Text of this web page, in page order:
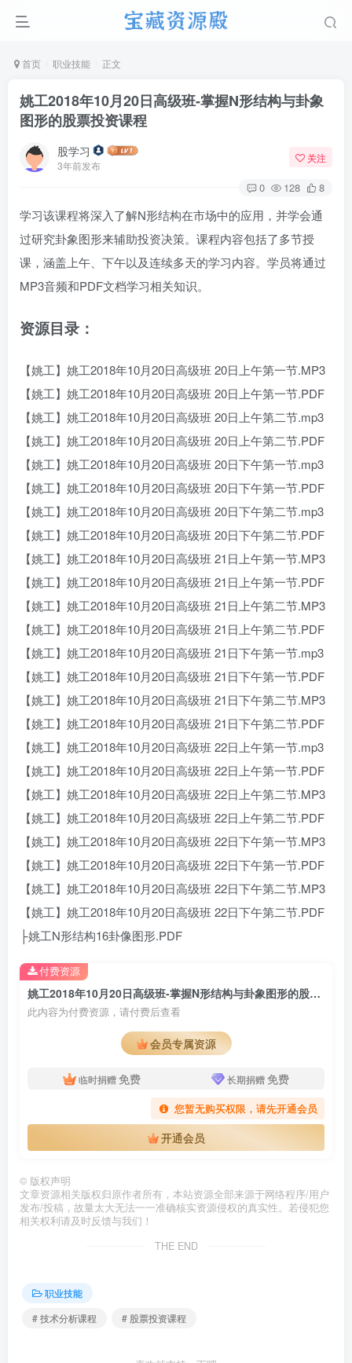
首页 职业技能 正文
姚工2018年10月20日高级班-掌握N形结构与卦象
图形的股票投资课程
股学习
3年前发布
关注
0 128 8
学习该课程将深入了解N形结构在市场中的应用，并学会通
过研究卦象图形来辅助投资决策。课程内容包括了多节授
课，涵盖上午、下午以及连续多天的学习内容。学员将通过
MP3音频和PDF文档学习相关知识。
资源目录：
【姚工】姚工2018年10月20日高级班 20日上午第一节.MP3
【姚工】姚工2018年10月20日高级班 20日上午第一节.PDF
【姚工】姚工2018年10月20日高级班 20日上午第二节.mp3
【姚工】姚工2018年10月20日高级班 20日上午第二节.PDF
【姚工】姚工2018年10月20日高级班 20日下午第一节.mp3
【姚工】姚工2018年10月20日高级班 20日下午第一节.PDF
【姚工】姚工2018年10月20日高级班 20日下午第二节.mp3
【姚工】姚工2018年10月20日高级班 20日下午第二节.PDF
【姚工】姚工2018年10月20日高级班 21日上午第一节.MP3
【姚工】姚工2018年10月20日高级班 21日上午第一节.PDF
【姚工】姚工2018年10月20日高级班 21日上午第二节.MP3
【姚工】姚工2018年10月20日高级班 21日上午第二节.PDF
【姚工】姚工2018年10月20日高级班 21日下午第一节.mp3
【姚工】姚工2018年10月20日高级班 21日下午第一节.PDF
【姚工】姚工2018年10月20日高级班 21日下午第二节.MP3
【姚工】姚工2018年10月20日高级班 21日下午第二节.PDF
【姚工】姚工2018年10月20日高级班 22日上午第一节.mp3
【姚工】姚工2018年10月20日高级班 22日上午第一节.PDF
【姚工】姚工2018年10月20日高级班 22日上午第二节.MP3
【姚工】姚工2018年10月20日高级班 22日上午第二节.PDF
【姚工】姚工2018年10月20日高级班 22日下午第一节.MP3
【姚工】姚工2018年10月20日高级班 22日下午第一节.PDF
【姚工】姚工2018年10月20日高级班 22日下午第二节.MP3
【姚工】姚工2018年10月20日高级班 22日下午第二节.PDF
├姚工N形结构16卦像图形.PDF
姚工2018年10月20日高级班-掌握N形结构与卦象图形的股票投资课程
此内容为付费资源，请付费后查看
会员专属资源
临时捐赠免费 长期捐赠免费
您暂无购买权限，请先开通会员
开通会员
付费资源
© 版权声明
文章资源相关版权归原作者所有，本站资源全部来源于网络程序/用户
发布/投稿，故量太大无法一一准确核实资源侵权的真实性。若侵犯您
相关权利请及时反馈与我们！
THE END
职业技能
# 技术分析课程
# 股票投资课程